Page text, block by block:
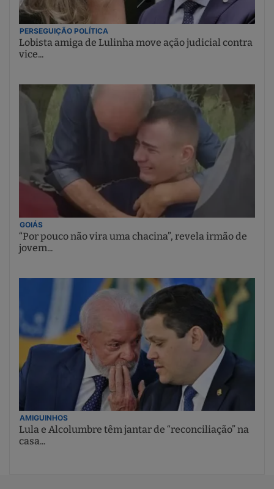
PERSEGUIÇÃO POLÍTICA
Lobista amiga de Lulinha move ação judicial contra
vice...
GOIÁS
“Por pouco não vira uma chacina”, revela irmão de
jovem...
AMIGUINHOS
Lula e Alcolumbre têm jantar de “reconciliação” na
casa...